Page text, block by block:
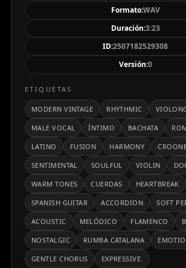
la memoria del amor perdido y la
reencuentro, envuelta en una
emotiva.
Formato:WAV
Duración:3:23
ID:2507182529308
Versión:0
ETIQUETAS
MODERN VINTAGE RHYTHMIC
MALE VOCAL ÍNTIMO BACHATA
LATINO FUSION HARMONY
SENTIMENTAL SOULFUL VIOLIN
WARM TONES CUERDAS HEARTBREAK
SPANISH GUITAR ACCORDION SOFT
ACOUSTIC MELÓDICO FLAMENCO
NOSTALGIC RUMBA CATALANA
GENTLE CHORUS EXPRESSIVE.